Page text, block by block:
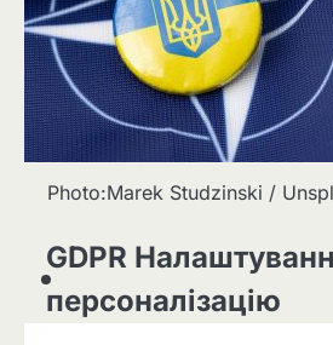
Photo:Marek Studzinski /
GDPR
персоналізацію